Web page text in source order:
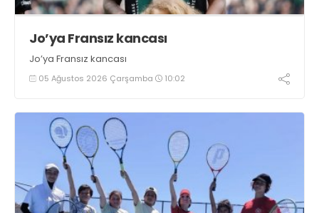
Jo’ya Fransız kancası
Jo’ya Fransız kancası
05 Ağustos 2026 Çarşamba 10:02